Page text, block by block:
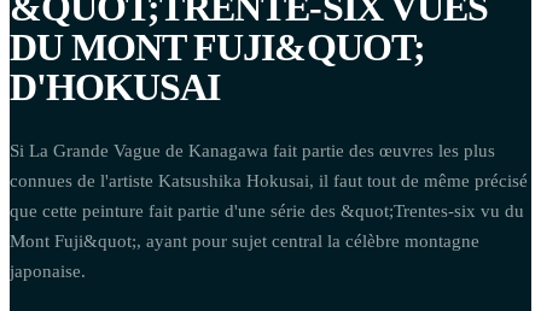
DU MONT FUJI&QUOT;
D'HOKUSAI
Si La Grande Vague de Kanagawa fait partie des œuvres les plus
connues de l'artiste Katsushika Hokusai, il faut tout de même précisé
que cette peinture fait partie d'une série des &quot;Trentes-six vu du
Mont Fuji&quot;, ayant pour sujet central la célèbre montagne
japonaise.